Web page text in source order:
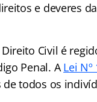
e deveres
Civil é
Penal. ALei Nº
de todos os